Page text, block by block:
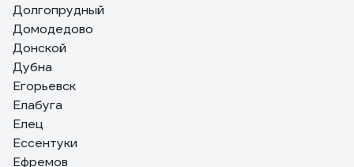
Долгопрудный
Домодедово
Донской
Дубна
Егорьевск
Елабуга
Елец
Ессентуки
Ефремов